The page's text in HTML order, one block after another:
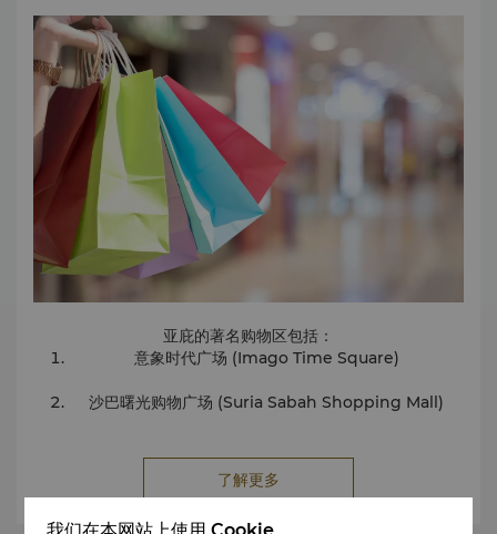
所有游客均须对场所表示尊重并礼貌行事。
所有游客均须遵守亚庇市清真寺的规定，包括禁区。
亚庇市清真寺区域禁止饮食。
所有游客在拍照或录像时，需时刻注意避免不当姿势或不
当行为。
九鲁河白水漂流
九鲁河距度假酒店仅 45 分钟路程，是广受欢迎的白水漂流目
的地。宾客驾车沿山路上行可至起点。
九鲁河是附近两条河流的源头。巴达斯河距离度假酒店相反方
向还有 1 小时路程，为经验丰富且喜欢冒险的漂流者带来更具
挑战性的体验。
克里亚斯的长鼻猴和萤火虫
度假酒店与克里亚斯湿地相距 108 公里路程，乘坐敞篷船顺流
而下，沿河岸可探寻长鼻猴、长尾猕猴、稀有的银色懒猴和其
他野生动物。
夕阳西下时，还可欣赏萤火虫的神秘韵律和闪烁荧光！
亚庇的著名购物区包括：
意象时代广场 (Imago Time Square)
沙巴曙光购物广场 (Suria Sabah Shopping Mall)
默迪卡购物中心 (Wisma Merdeka)
了解更多